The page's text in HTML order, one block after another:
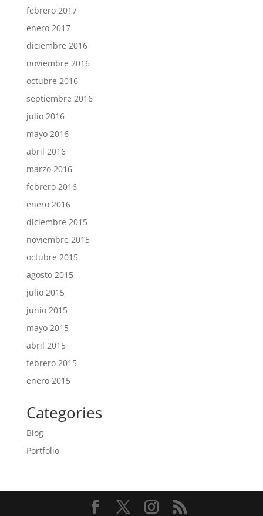
febrero 2017
enero 2017
diciembre 2016
noviembre 2016
octubre 2016
septiembre 2016
julio 2016
mayo 2016
abril 2016
marzo 2016
febrero 2016
enero 2016
diciembre 2015
noviembre 2015
octubre 2015
agosto 2015
julio 2015
junio 2015
mayo 2015
abril 2015
febrero 2015
enero 2015
Categories
Blog
Portfolio